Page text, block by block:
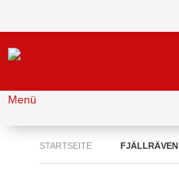
Menü
STARTSEITE FJÄLLRÄVEN